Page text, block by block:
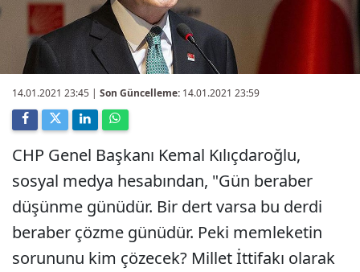
14.01.2021 23:45 | Son Güncelleme: 14.01.2021 23:59
CHP Genel Başkanı Kemal Kılıçdaroğlu,
sosyal medya hesabından, "Gün beraber
düşünme günüdür. Bir dert varsa bu derdi
beraber çözme günüdür. Peki memleketin
sorununu kim çözecek? Millet İttifakı olarak